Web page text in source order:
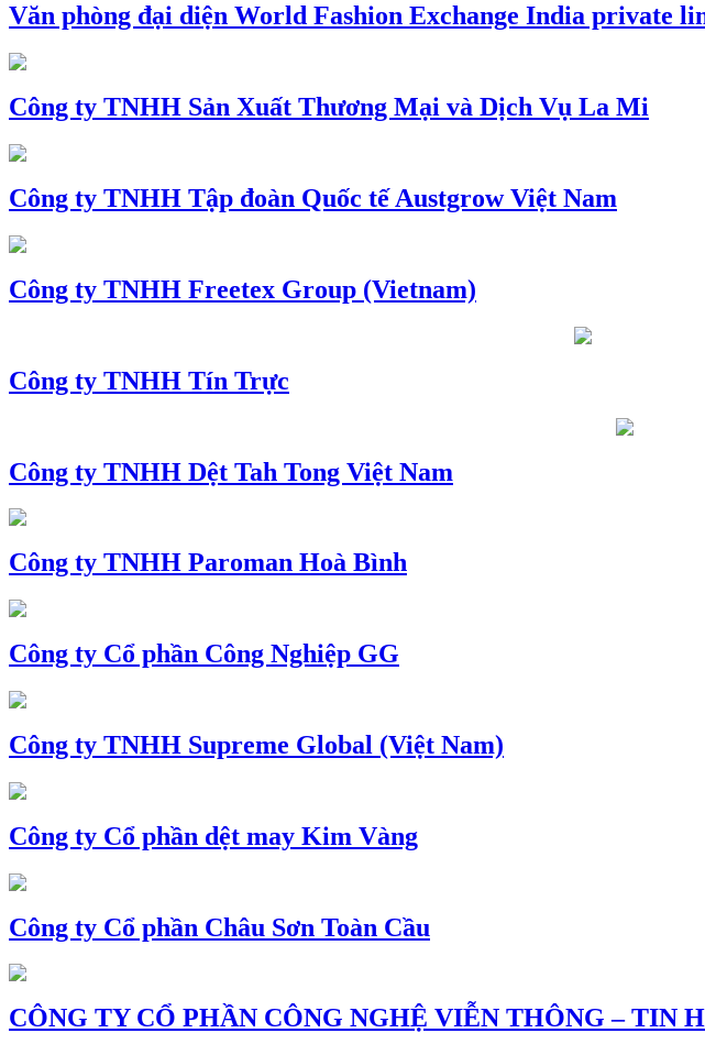
Văn phòng đại diện World Fashion Exchange India private
Công ty TNHH Sản Xuất Thương Mại và Dịch Vụ La Mi
Công ty TNHH Tập đoàn Quốc tế Austgrow Việt Nam
Công ty TNHH Freetex Group (Vietnam)
Công ty TNHH Tín Trực
Công ty TNHH Dệt Tah Tong Việt Nam
Công ty TNHH Paroman Hoà Bình
Công ty Cổ phần Công Nghiệp GG
Công ty TNHH Supreme Global (Việt Nam)
Công ty Cổ phần dệt may Kim Vàng
Công ty Cổ phần Châu Sơn Toàn Cầu
CÔNG TY CỔ PHẦN CÔNG NGHỆ VIỄN THÔNG – TIN